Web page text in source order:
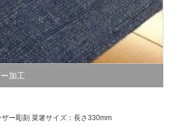
加工
ー彫刻 菜箸サイズ：長さ330mm